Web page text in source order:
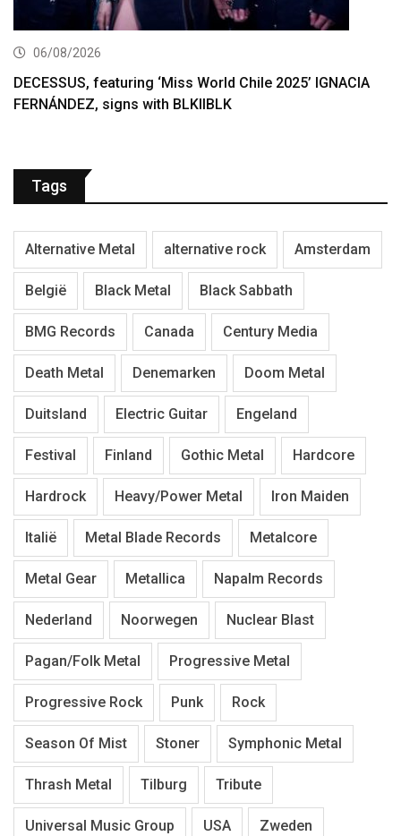
06/08/2026
DECESSUS, featuring ‘Miss World Chile 2025’ IGNACIA
FERNÁNDEZ, signs with BLKIIBLK
Tags
Alternative Metal alternative rock Amsterdam
België Black Metal Black Sabbath
BMG Records Canada Century Media
Death Metal Denemarken Doom Metal
Duitsland Electric Guitar Engeland
Festival Finland Gothic Metal Hardcore
Hardrock Heavy/Power Metal Iron Maiden
Italië Metal Blade Records Metalcore
Metal Gear Metallica Napalm Records
Nederland Noorwegen Nuclear Blast
Pagan/Folk Metal Progressive Metal
Progressive Rock Punk Rock
Season Of Mist Stoner Symphonic Metal
Thrash Metal Tilburg Tribute
Universal Music Group USA Zweden